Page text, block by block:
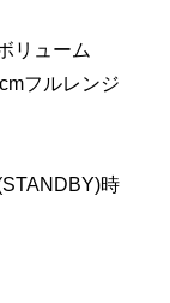
リューム
フルレンジ
時